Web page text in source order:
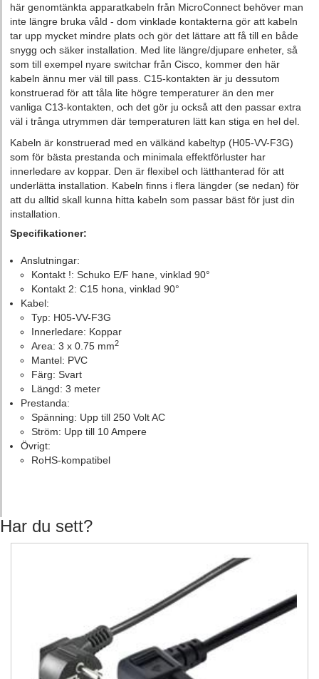
här genomtänkta apparatkabeln från MicroConnect behöver man
inte längre bruka våld - dom vinklade kontakterna gör att kabeln
tar upp mycket mindre plats och gör det lättare att få till en både
snygg och säker installation. Med lite längre/djupare enheter, så
som till exempel nyare switchar från Cisco, kommer den här
kabeln ännu mer väl till pass. C15-kontakten är ju dessutom
konstruerad för att tåla lite högre temperaturer än den mer
vanliga C13-kontakten, och det gör ju också att den passar extra
väl i trånga utrymmen där temperaturen lätt kan stiga en hel del.
Kabeln är konstruerad med en välkänd kabeltyp (H05-VV-F3G)
som för bästa prestanda och minimala effektförluster har
innerledare av koppar. Den är flexibel och lätthanterad för att
underlätta installation. Kabeln finns i flera längder (se nedan) för
att du alltid skall kunna hitta kabeln som passar bäst för just din
installation.
Specifikationer:
Anslutningar:
Kontakt !: Schuko E/F hane, vinklad 90°
Kontakt 2: C15 hona, vinklad 90°
Kabel:
Typ: H05-VV-F3G
Innerledare: Koppar
Area: 3 x 0.75 mm2
Mantel: PVC
Färg: Svart
Längd: 3 meter
Prestanda:
Spänning: Upp till 250 Volt AC
Ström: Upp till 10 Ampere
Övrigt:
RoHS-kompatibel
Har du sett?